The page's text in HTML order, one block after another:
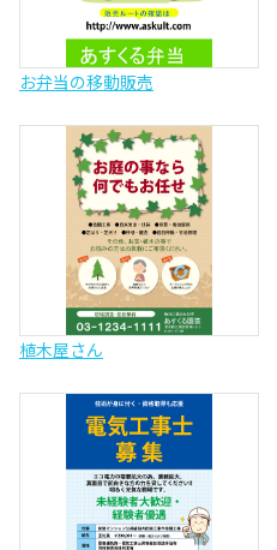
お弁当の移動販売
植木屋さん